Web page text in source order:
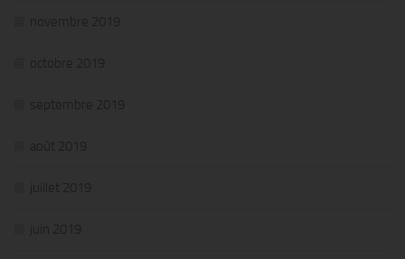
novembre 2019
octobre 2019
septembre 2019
août 2019
juillet 2019
juin 2019